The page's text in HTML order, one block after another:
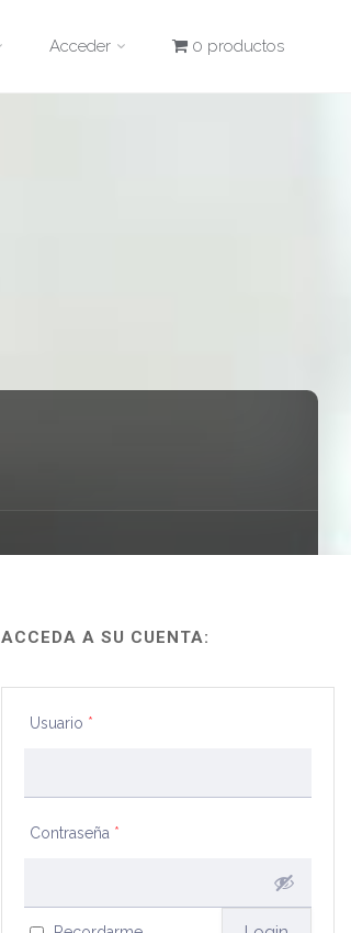
Acceder 0 productos
ACCEDA A SU CUENTA:
Usuario *
Contraseña *